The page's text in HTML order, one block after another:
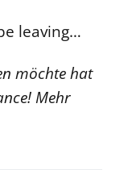
leaving…
möchte hat
Mehr